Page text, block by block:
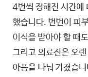
그거 보고 정말
7년 동안의 짐
‘그래 입양을 하
돈도 많이 들고
4번씩 정해진 시간에
했습니다. 번번이 피
이식을 받아야 할 때
그리고 의료진은 오
아픔을 나눠 가졌습